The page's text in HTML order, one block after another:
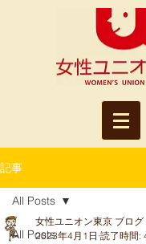
記事
All Posts
All Posts
女性ユニオン東京 ブログ
2023年4月1日 読了時間: